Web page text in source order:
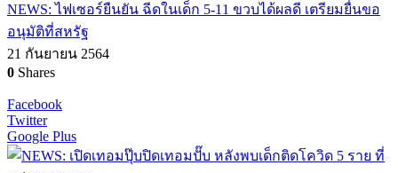
NEWS: ไฟเซอร์ยืนยัน ฉีดในเด็ก 5-11 ขวบได้ผลดี เตรียมยื่นขอ
อนุมัติที่สหรัฐ
21 กันยายน 2564
0 Shares
Facebook
Twitter
Google Plus